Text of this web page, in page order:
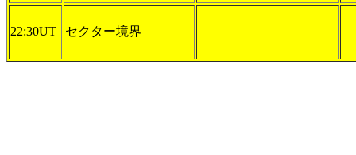
22:30UT セクター境界